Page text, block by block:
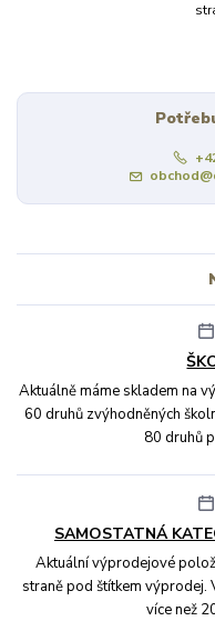
Aktuálně máme skladem na
60 druhů zvýhodněných
80 druhů
SAMOSTATNÁ
Aktuální výprodejové
straně pod štítkem výprodej.
více než